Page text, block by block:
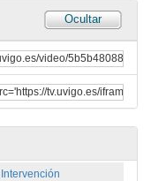
Ocultar Traballar na Empresa Privada: ¿Que demandan as empresas das/os universitarias/os? Expectativas e punto de vista de os empregadores
Intervención
13 de feb. de 2007
Intervención